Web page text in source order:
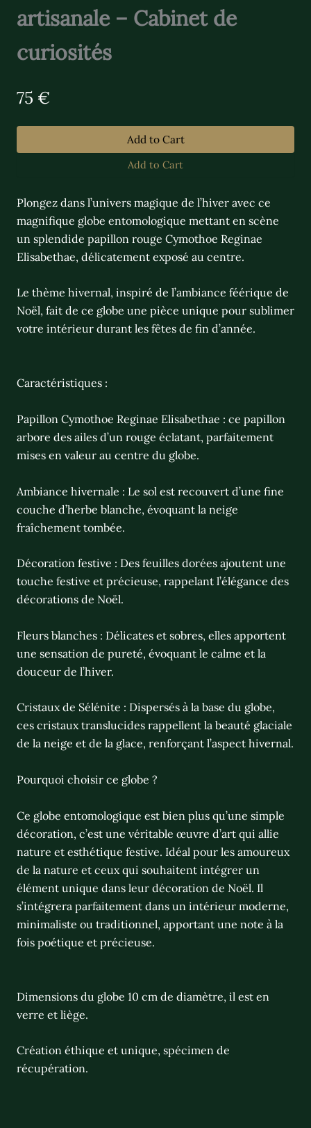
artisanale – Cabinet de
curiosités
N
75 €
Add to Cart
Add to Cart
Plongez dans l’univers magique de l’hiver avec ce
magnifique globe entomologique mettant en scène
un splendide papillon rouge Cymothoe Reginae
Elisabethae, délicatement exposé au centre.
Le thème hivernal, inspiré de l’ambiance féérique de
Noël, fait de ce globe une pièce unique pour sublimer
votre intérieur durant les fêtes de fin d’année.
Caractéristiques :
Papillon Cymothoe Reginae Elisabethae : ce papillon
arbore des ailes d’un rouge éclatant, parfaitement
mises en valeur au centre du globe.
Ambiance hivernale : Le sol est recouvert d’une fine
couche d’herbe blanche, évoquant la neige
fraîchement tombée.
Décoration festive : Des feuilles dorées ajoutent une
touche festive et précieuse, rappelant l’élégance des
décorations de Noël.
Fleurs blanches : Délicates et sobres, elles apportent
une sensation de pureté, évoquant le calme et la
douceur de l’hiver.
Cristaux de Sélénite : Dispersés à la base du globe,
ces cristaux translucides rappellent la beauté glaciale
de la neige et de la glace, renforçant l’aspect hivernal.
Pourquoi choisir ce globe ?
Ce globe entomologique est bien plus qu’une simple
décoration, c’est une véritable œuvre d’art qui allie
nature et esthétique festive. Idéal pour les amoureux
de la nature et ceux qui souhaitent intégrer un
élément unique dans leur décoration de Noël. Il
s’intégrera parfaitement dans un intérieur moderne,
minimaliste ou traditionnel, apportant une note à la
fois poétique et précieuse.
Dimensions du globe 10 cm de diamètre, il est en
verre et liège.
Création éthique et unique, spécimen de
récupération.